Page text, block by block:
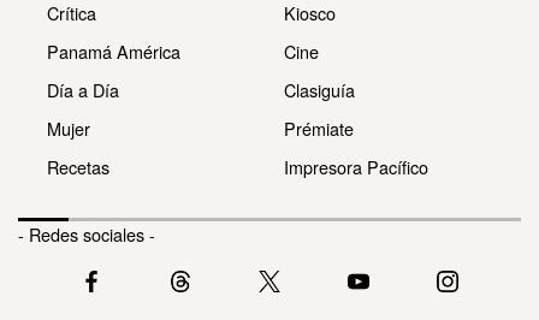
Crítica
Panamá América
Día a Día
Mujer
Recetas
Kiosco
Cine
Clasiguía
Prémiate
Impresora Pacífico
- Redes sociales -